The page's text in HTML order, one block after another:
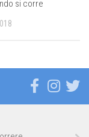
si corre